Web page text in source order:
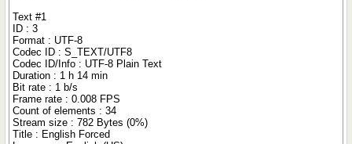
Text #1
ID : 3
Format : UTF-8
Codec ID : S_TEXT/UTF8
Codec ID/Info : UTF-8 Plain Text
Duration : 1 h 14 min
Bit rate : 1 b/s
Frame rate : 0.008 FPS
Count of elements : 34
Stream size : 782 Bytes (0%)
Title : English Forced